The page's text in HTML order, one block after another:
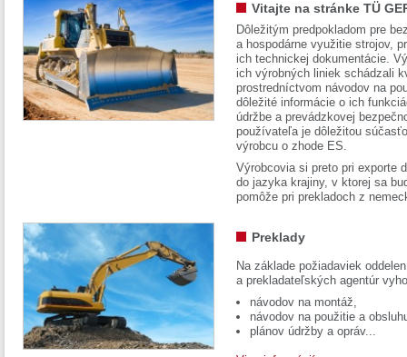
Vitajte na stránke TÜ
Dôležitým predpokladom pre
a hospodárne využitie strojov,
ich technickej dokumentácie.
ich výrobných liniek schádzali
prostredníctvom návodov na
dôležité informácie o ich
údržbe a prevádzkovej
používateľa je dôležitou
výrobcu o zhode ES.
Výrobcovia si preto pri exporte
do jazyka krajiny, v ktorej sa
pomôže pri prekladoch z
Preklady
Na základe požiadaviek
a prekladateľských agentúr
návodov na montáž,
návodov na použitie a
plánov údržby a opráv...